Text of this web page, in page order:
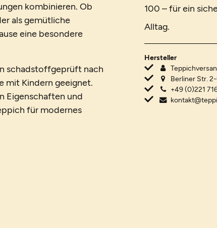
kombinieren. Ob
als gemütliche
eine besondere
schadstoffgeprüft nach
mit Kindern geeignet.
Eigenschaften und
für modernes
100 – für ein
Alltag.
Hersteller
Berliner Str.
+49 (0)221